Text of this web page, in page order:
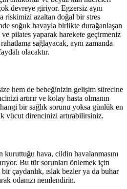
devreye giriyor. Egzersiz aynı
riskimizi azaltan doğal bir stres
soğuk havayla birlikte durağanlaşan
pilates yaparak harekete geçirmeniz
sağlayacak, aynı zamanda
olacaktır.
hem de bebeğinizin gelişim sürecine
artırır ve kolay hasta olmanın
bir sağlık sorunu yoksa günlük en
vücut direncinizi artırabilirsiniz.
hava, cildin havalanmasını
Bu tür sorunları önlemek için
çaydanlık, ıslak bezler ya da buhar
odanızı nemlendirin.